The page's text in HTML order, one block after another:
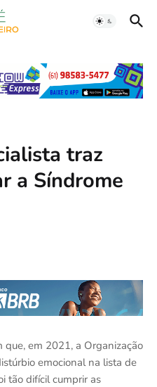
traz
a Síndrome
que, em 2021, a Organização
emocional na lista de
tão difícil cumprir as